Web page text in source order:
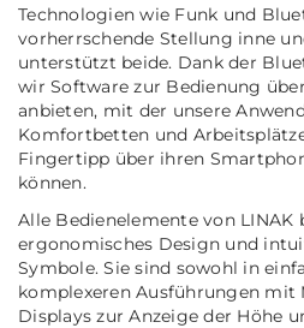
Technologien wie Funk und
vorherrschende Stellung inne
unterstützt beide. Dank der
wir Software zur Bedienung
anbieten, mit der unsere
Komfortbetten und
Fingertipp über ihren
können.
Alle Bedienelemente von LINAK
ergonomisches Design und
Symbole. Sie sind sowohl in
komplexeren Ausführungen mit
Displays zur Anzeige der Höhe